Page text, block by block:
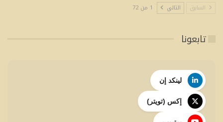
السابق التالي 1 من 72
تابعونا
لينكد إن
إكس (تويتر)